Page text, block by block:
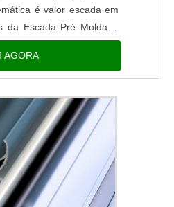
é valor escada em
da Escada Pré Moldada
qualidade com armações
AGORA